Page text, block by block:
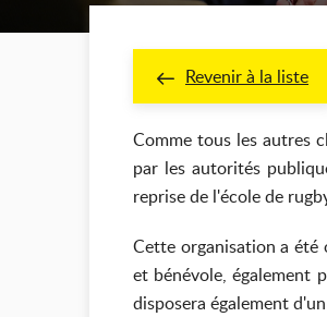
Revenir à la liste
Comme tous les autres
par les autorités
reprise de l'école de
Cette organisation a été
et bénévole, également
disposera également